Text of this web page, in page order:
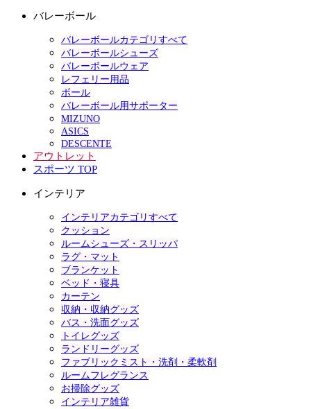
バレーボール
バレーボールカテゴリすべて
バレーボールシューズ
バレーボールウェア
レフェリー用品
ボール
バレーボール用サポーター
MIZUNO
ASICS
DESCENTE
アウトレット
スポーツ TOP
インテリア
インテリアカテゴリすべて
クッション
ルームシューズ・スリッパ
ラグ・マット
ブランケット
ベッド・寝具
カーテン
収納・収納グッズ
バス・洗面グッズ
トイレグッズ
ランドリーグッズ
ファブリックミスト・洗剤・柔軟剤
ルームフレグランス
お掃除グッズ
インテリア雑貨